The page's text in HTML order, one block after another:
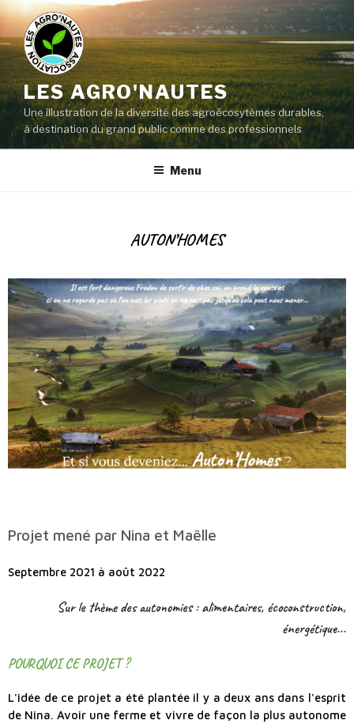
LES AGRO'NAUTES
Une illustration de la diversité des agroécosytèmes durables,
à destination du grand public comme des professionnels
Menu
AUTON’HOMES
Projet mené par Nina et Maëlle
Septembre 2021 à août 2022
Sur le thème des autonomies : alimentaires, écoconstruction,
énergétique...
POURQUOI CE PROJET ?
L'idée de ce projet a été plantée il y a deux ans dans l'esprit
de Nina. Avoir une ferme et vivre de façon la plus autonome